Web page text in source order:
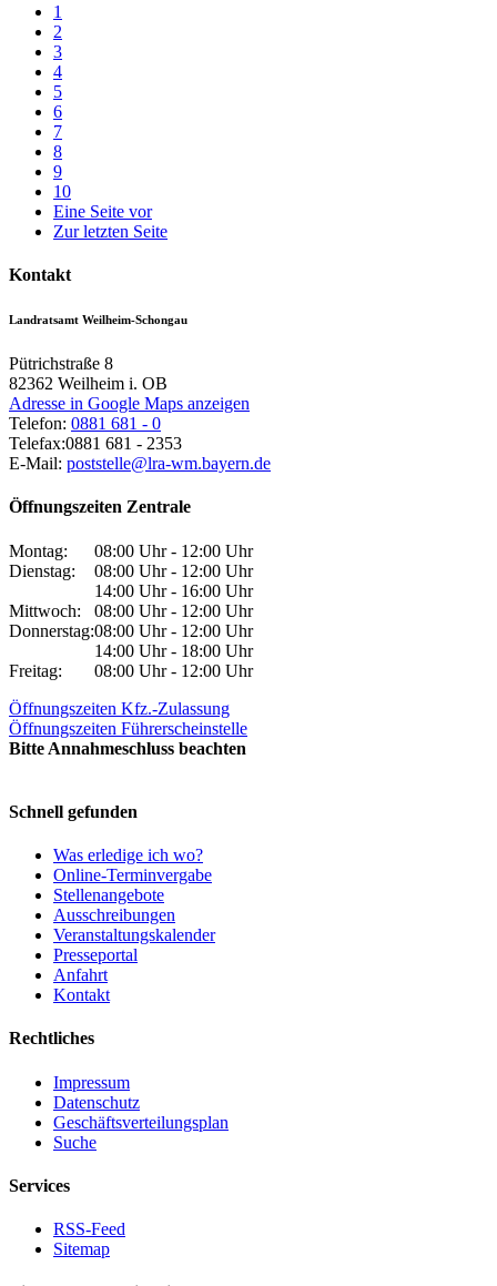
1
2
3
4
5
6
7
8
9
10
Eine Seite vor
Zur letzten Seite
Kontakt
Landratsamt Weilheim-Schongau
Pütrichstraße 8
82362 Weilheim i. OB
Adresse in Google Maps anzeigen
Telefon: 0881 681 - 0
Telefax:0881 681 - 2353
E-Mail: poststelle@lra-wm.bayern.de
Öffnungszeiten Zentrale
Montag:
08:00 Uhr - 12:00 Uhr
Dienstag:
08:00 Uhr - 12:00 Uhr
14:00 Uhr - 16:00 Uhr
Mittwoch:
08:00 Uhr - 12:00 Uhr
Donnerstag:08:00 Uhr - 12:00 Uhr
14:00 Uhr - 18:00 Uhr
Freitag:
08:00 Uhr - 12:00 Uhr
Öffnungszeiten Kfz.-Zulassung
Öffnungszeiten Führerscheinstelle
Bitte Annahmeschluss beachten
Schnell gefunden
Was erledige ich wo?
Online-Terminvergabe
Stellenangebote
Ausschreibungen
Veranstaltungskalender
Presseportal
Anfahrt
Kontakt
Rechtliches
Impressum
Datenschutz
Geschäftsverteilungsplan
Suche
Services
RSS-Feed
Sitemap